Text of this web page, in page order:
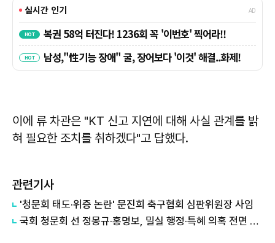
이에 류 차관은 "KT 신고 지연에 대해 사실 관계를 밝
혀 필요한 조치를 취하겠다"고 답했다.
관련기사
'청문회 태도·위증 논란' 문진희 축구협회 심판위원장 사임
국회 청문회 선 정몽규·홍명보, 밀실 행정·특혜 의혹 전면 부인